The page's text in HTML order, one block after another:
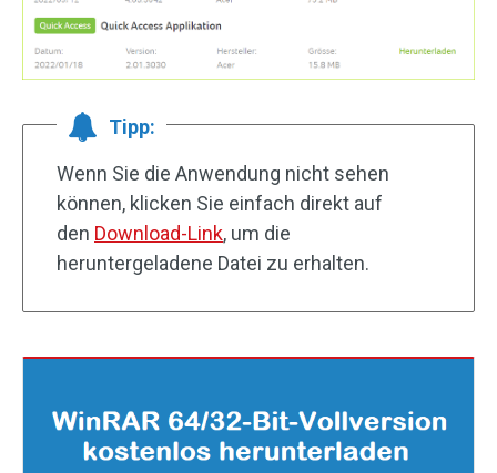
Tipp:
Wenn Sie die Anwendung nicht sehen
können, klicken Sie einfach direkt auf
den Download-Link, um die
heruntergeladene Datei zu erhalten.